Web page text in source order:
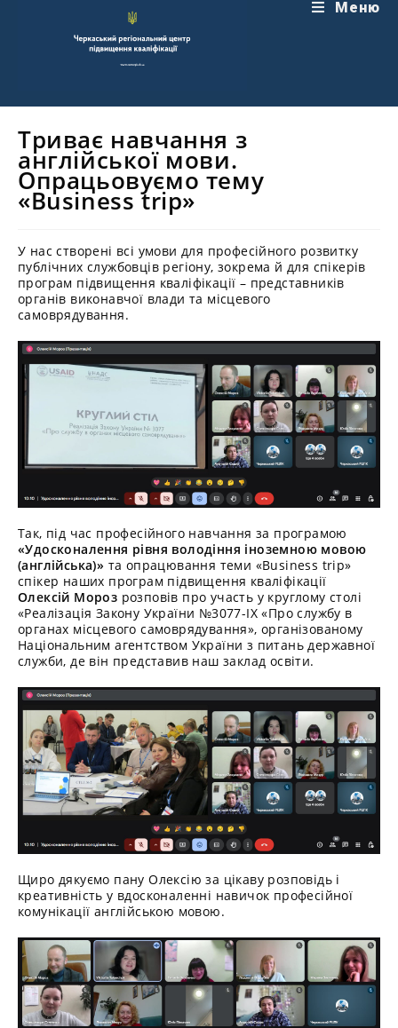
Меню
Триває навчання з
англійської мови.
Опрацьовуємо тему
«Business trip»
У нас створені всі умови для професійного розвитку
публічних службовців регіону, зокрема й для спікерів
програм підвищення кваліфікації – представників
органів виконавчої влади та місцевого
самоврядування.
Так, під час професійного навчання за програмою
«Удосконалення рівня володіння іноземною мовою
(англійська)» та опрацювання теми «Business trip»
спікер наших програм підвищення кваліфікації
Олексій Мороз розповів про участь у круглому столі
«Реалізація Закону України №3077-IX «Про службу в
органах місцевого самоврядування», організованому
Національним агентством України з питань державної
служби, де він представив наш заклад освіти.
Щиро дякуємо пану Олексію за цікаву розповідь і
креативність у вдосконаленні навичок професійної
комунікації англійською мовою.